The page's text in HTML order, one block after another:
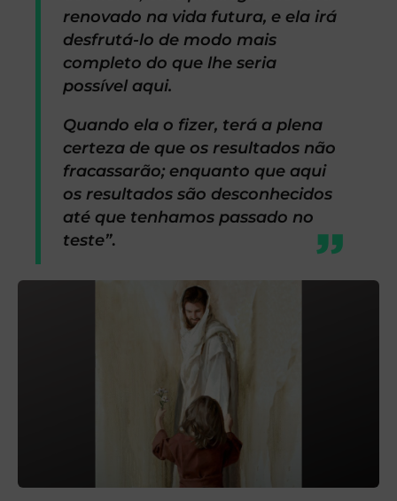
renovado na vida futura, e ela irá
desfrutá-lo de modo mais
completo do que lhe seria
possível aqui.
Quando ela o fizer, terá a plena
certeza de que os resultados não
fracassarão; enquanto que aqui
os resultados são desconhecidos
até que tenhamos passado no
teste”.